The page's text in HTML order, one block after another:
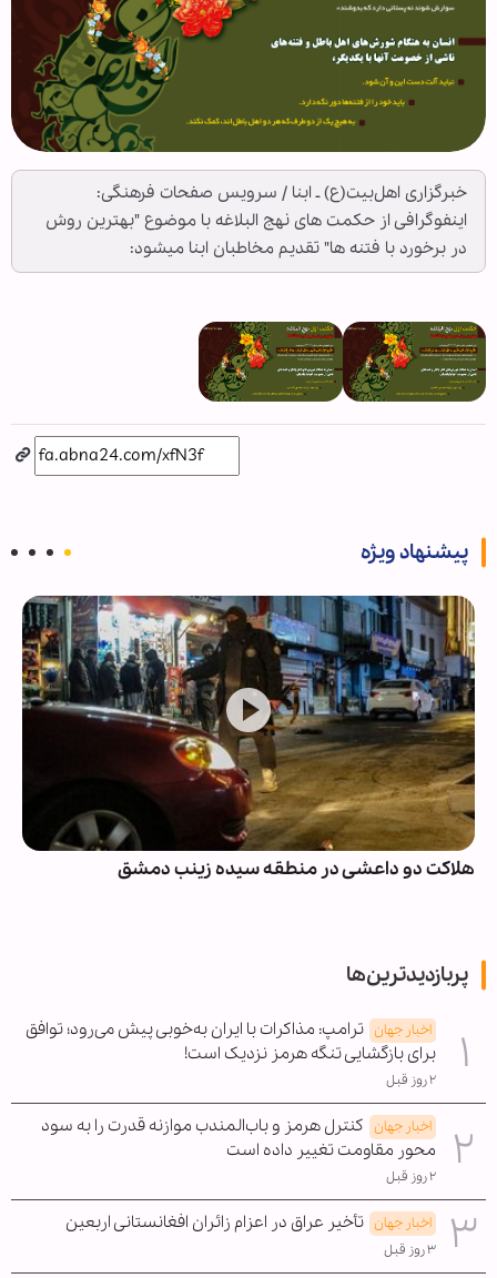
خبرگزاری اهل‌بیت(ع) ـ ابنا / سرویس صفحات فرهنگی:
اینفوگرافی از حکمت های نهج البلاغه با موضوع "بهترین روش
در برخورد با فتنه ها" تقدیم مخاطبان ابنا میشود:
پیشنهاد ویژه
هلاکت دو داعشی در منطقه سیده زینب دمشق
پربازدیدترین‌ها
اخبار جهان ترامپ: مذاکرات با ایران به‌خوبی پیش می‌رود؛ توافق
برای بازگشایی تنگه هرمز نزدیک است!
۲ روز قبل
اخبار جهان کنترل هرمز و باب‌المندب موازنه قدرت را به سود
محور مقاومت تغییر داده است
۲ روز قبل
اخبار جهان تأخیر عراق در اعزام زائران افغانستانی اربعین
۳ روز قبل